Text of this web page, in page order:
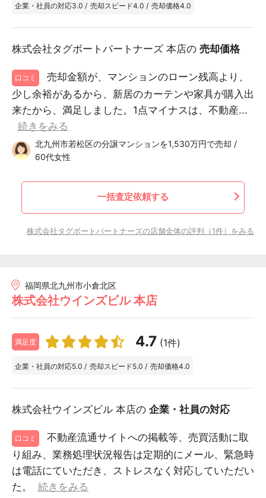
企業・社員の対応3.0 / 売却スピード4.0 / 売却価格4.0
株式会社タグボートパートナーズ 本店の 売却価格
口コミ
売却金額が、マンションのローン残高より、
少し余裕があるから、新居のカーテンや家具が購入出
来たから、満足しました。1点マイナスは、不動産...
続きをみる
北九州市若松区の分譲マンションを1,530万円で売却 /
60代女性
一括査定依頼する
株式会社タグボートパートナーズの店舗全体の評判（1件）をみる
福岡県北九州市小倉北区
株式会社ウインズビル 本店
満足度 4.7 (1件)
企業・社員の対応5.0 / 売却スピード5.0 / 売却価格4.0
株式会社ウインズビル 本店の 企業・社員の対応
口コミ
不動産流通サイトへの掲載等、売買活動に取
り組み、業務処理状況報告は定期的にメール、緊急時
は電話にていただき、ストレスなく対応していただい
た。
続きをみる